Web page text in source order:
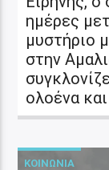
ημέρες
μυστήριο
στην
ολοένα
ΚΟΙΝΩΝΙΑ